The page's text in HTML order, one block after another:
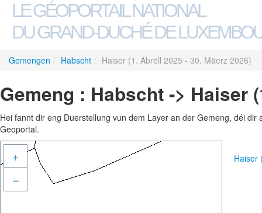
LE GÉOPORTAIL NATIONAL
DU GRAND-DUCHÉ DE
Gemengen / Habscht / Haiser (1. Abrëll 2025 - 30. Mäerz 2026)
Gemeng : Habscht -> Haiser
Hei fannt dir eng Duerstellung vun dem Layer an der Gemeng, déi
Geoportal.
+
–
Haiser